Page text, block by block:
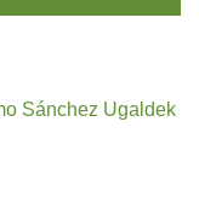
Sánchez Ugaldek